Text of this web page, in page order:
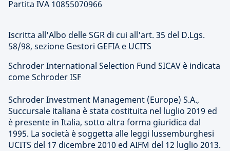
Partita IVA 10855070966
Iscritta all'Albo delle SGR di cui all'art. 35 del D.Lgs.
58/98, sezione Gestori GEFIA e UCITS
Schroder International Selection Fund SICAV è indicata
come Schroder ISF
Schroder Investment Management (Europe) S.A.,
Succursale italiana è stata costituita nel luglio 2019 ed
è presente in Italia, sotto altra forma giuridica dal
1995. La società è soggetta alle leggi lussemburghesi
UCITS del 17 dicembre 2010 ed AIFM del 12 luglio 2013.